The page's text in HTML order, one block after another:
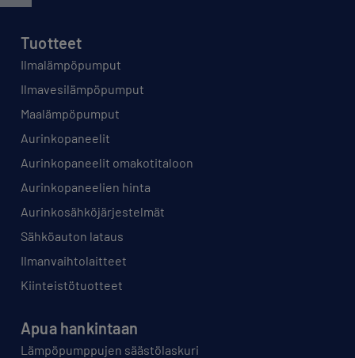
Tuotteet
Ilmalämpöpumput
Ilmavesilämpöpumput
Maalämpöpumput
Aurinkopaneelit
Aurinkopaneelit omakotitaloon
Aurinkopaneelien hinta
Aurinkosähköjärjestelmät
Sähköauton lataus
Ilmanvaihtolaitteet
Kiinteistötuotteet
Apua hankintaan
Lämpöpumppujen säästölaskuri